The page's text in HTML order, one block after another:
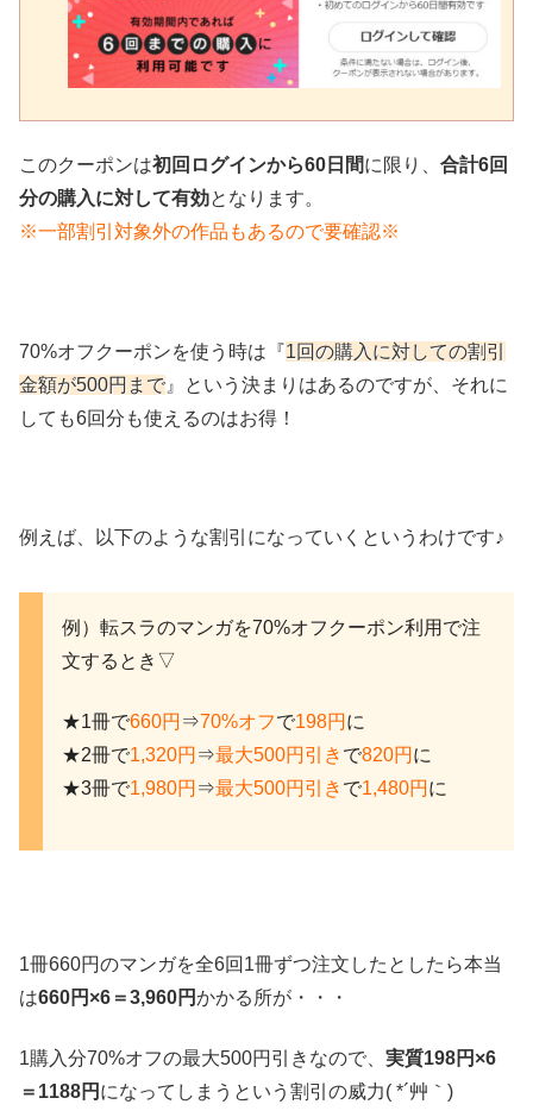
このクーポンは初回ログインから60日間に限り、 合計6回
分の購入に対して有効となります。
※一部割引対象外の作品もあるので要確認※
70%オフクーポンを使う時は『1回の購入に対しての割引
金額が500円まで 』という決まりはあるのですが、それに
しても6回分も使えるのはお得！
例えば、以下のような割引になっていくというわけです♪
例）転スラのマンガを70%オフクーポン利用で注
文するとき▽
★1冊で660円 ⇒70%オフで198円 に
★2冊で1,320円 ⇒最大500円引き で820円 に
★3冊で1,980円 ⇒最大500円引き で1,480円 に
1冊660円のマンガを全6回1冊ずつ注文したとしたら本当
は660円×6＝3,960円かかる所が・・・
1購入分70%オフの最大500円引きなので、 実質198円×6
＝1188円 になってしまうという割引の威力( *´艸｀)